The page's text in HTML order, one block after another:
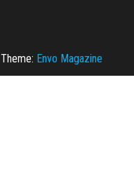
Theme: Envo Magazine